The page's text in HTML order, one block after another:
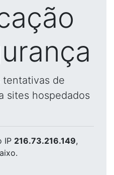
tentativas de
sites hospedados
IP 216.73.216.149,